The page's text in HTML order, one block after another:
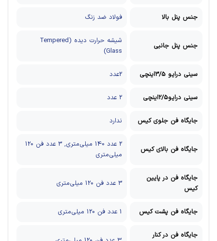
جنس پنل بالا فولاد ضد زنگ
جنس پنل جانبی
شیشه حرارت دیده (Tempered
Glass)
سینی درایو 3/5اینچی 2عدد
سینی درایو2/5اینچی 2 عدد
جایگاه فن جلوی کیس ندارد
جایگاه فن بالای کیس
2 عدد 140 میلی‌متری, 3 عدد فن 120
میلی‌متری
جایگاه فن در پایین
کیس
3 عدد فن 120 میلی‌متری
جایگاه فن پشت کیس 1 عدد فن 120 میلی‌متری
جایگاه فن در کنار